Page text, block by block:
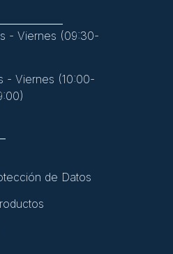
- Viernes (09:30-
- Viernes (10:00-
de Datos